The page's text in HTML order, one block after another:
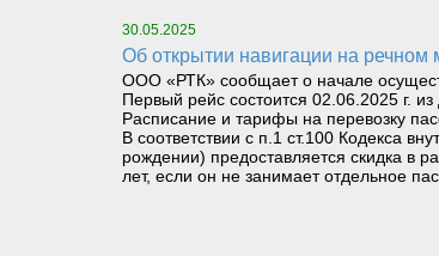
30.05.2025
Об открытии навигации на
ООО «РТК» сообщает о начале
Первый рейс состоится 02.06.2025 г.
Расписание и тарифы на перевозку
В соответствии с п.1 ст.100 Кодекса
рождении) предоставляется скидка в
лет, если он не занимает отдельное